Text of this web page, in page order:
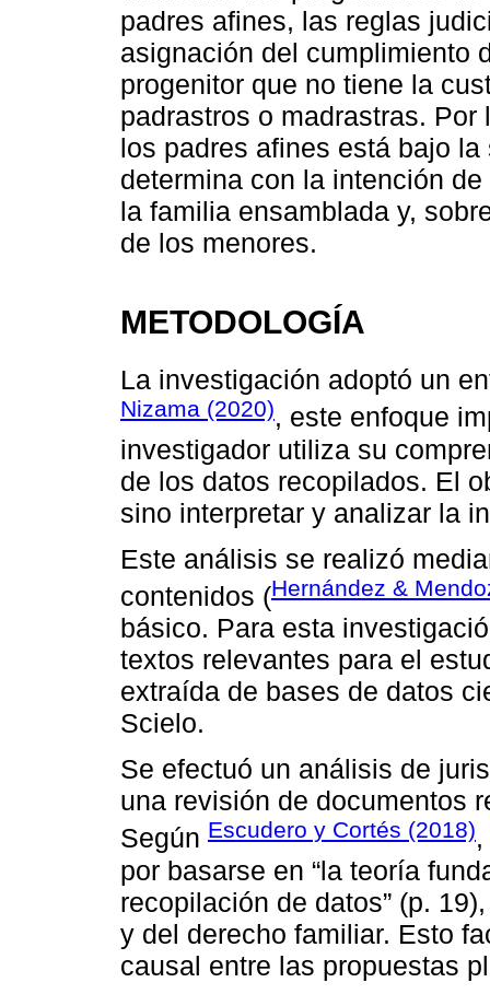
padres afines, las reglas
asignación del cumplimiento
progenitor que no tiene la
padrastros o madrastras.
los padres afines está bajo
determina con la intención
la familia ensamblada y,
de los menores.
METODOLOGÍA
La investigación adoptó un
Nizama (2020), este enfoque
investigador utiliza su
de los datos recopilados. El
sino interpretar y analizar la
Este análisis se realizó
contenidos (Hernández &
básico. Para esta
textos relevantes para el
extraída de bases de datos
Scielo.
Se efectuó un análisis de
una revisión de documentos
Según Escudero y Cortés (2018)
por basarse en “la teoría
recopilación de datos” (p.
y del derecho familiar. Esto
causal entre las propuestas